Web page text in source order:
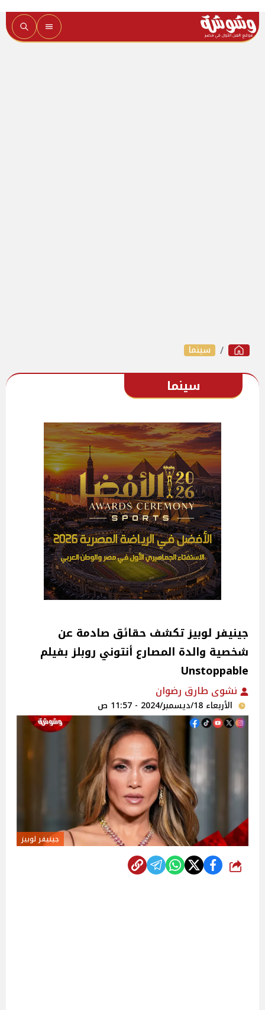
سينما
سينما
جينيفر لوبيز تكشف حقائق صادمة عن
شخصية والدة المصارع أنتوني روبلز بفيلم
Unstoppable
نشوى طارق رضوان
الأربعاء 18/ديسمبر/2024 - 11:57 ص
جينيفر لوبيز
شارك